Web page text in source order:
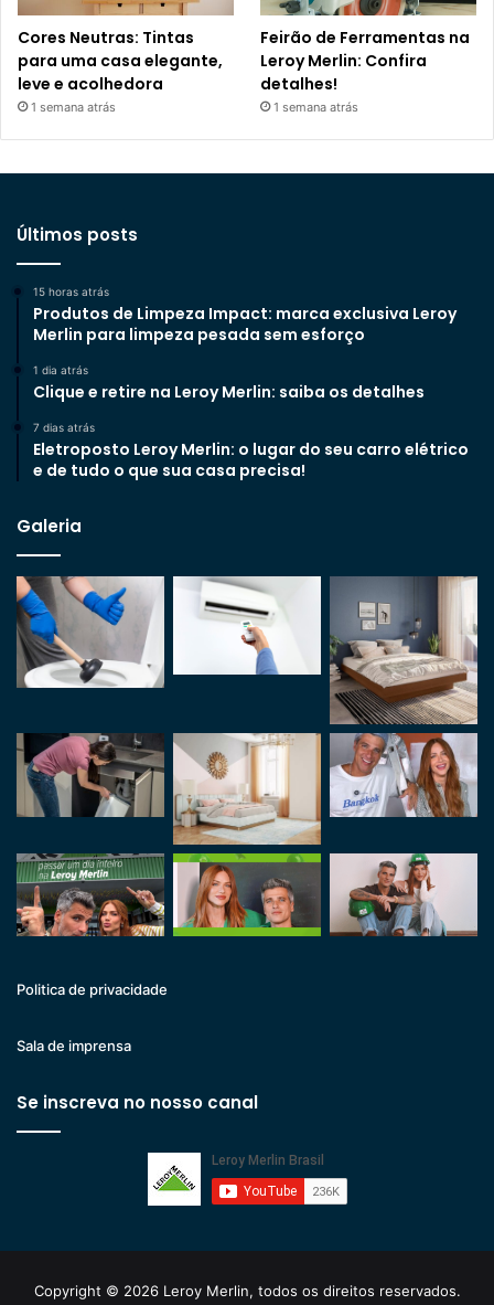
Cores Neutras: Tintas
para uma casa elegante,
leve e acolhedora
1 semana atrás
Feirão de Ferramentas na
Leroy Merlin: Confira
detalhes!
1 semana atrás
Últimos posts
15 horas atrás
Produtos de Limpeza Impact: marca exclusiva Leroy
Merlin para limpeza pesada sem esforço
1 dia atrás
Clique e retire na Leroy Merlin: saiba os detalhes
7 dias atrás
Eletroposto Leroy Merlin: o lugar do seu carro elétrico
e de tudo o que sua casa precisa!
Galeria
Politica de privacidade
Sala de imprensa
Se inscreva no nosso canal
Copyright © 2026 Leroy Merlin, todos os direitos reservados.